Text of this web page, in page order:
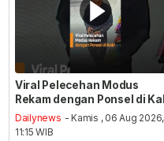
Viral Pelecehan Modus
Rekam dengan Ponsel di
Dailynews - Kamis , 06 Aug 2026,
11:15 WIB